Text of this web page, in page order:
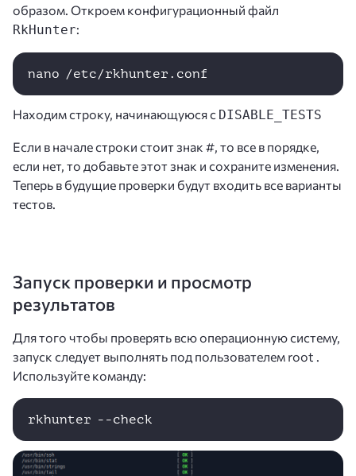
образом. Откроем конфигурационный файл
RkHunter:
nano /etc/rkhunter.conf
Находим строку, начинающуюся с DISABLE_TESTS
Если в начале строки стоит знак #, то все в порядке,
если нет, то добавьте этот знак и сохраните изменения.
Теперь в будущие проверки будут входить все варианты
тестов.
Запуск проверки и просмотр
результатов
Для того чтобы проверять всю операционную систему,
запуск следует выполнять под пользователем root .
Используйте команду:
rkhunter --check